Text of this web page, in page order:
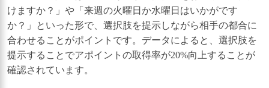
けますか？」や「来週の火曜日か水曜日はいかがです
か？」といった形で、選択肢を提示しながら相手の都合に
合わせることがポイントです。データによると、選択肢を
提示することでアポイントの取得率が20%向上することが
確認されています。